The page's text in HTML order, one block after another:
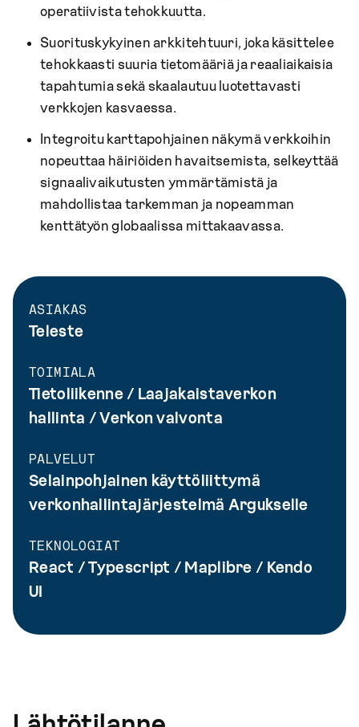
operatiivista tehokkuutta.
Suorituskykyinen arkkitehtuuri, joka käsittelee
tehokkaasti suuria tietomääriä ja reaaliaikaisia
tapahtumia sekä skaalautuu luotettavasti
verkkojen kasvaessa.
Integroitu karttapohjainen näkymä verkkoihin
nopeuttaa häiriöiden havaitsemista, selkeyttää
signaalivaikutusten ymmärtämistä ja
mahdollistaa tarkemman ja nopeamman
kenttätyön globaalissa mittakaavassa.
ASIAKAS
Teleste
TOIMIALA
Tietoliikenne / Laajakaistaverkon
hallinta / Verkon valvonta
PALVELUT
Selainpohjainen käyttöliittymä
verkonhallintajärjestelmä Argukselle
TEKNOLOGIAT
React / Typescript / Maplibre / Kendo
UI